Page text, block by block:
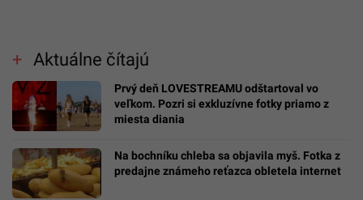
Aktuálne čítajú
Prvý deň LOVESTREAMU odštartoval vo
veľkom. Pozri si exkluzívne fotky priamo z
miesta diania
Na bochníku chleba sa objavila myš. Fotka z
predajne známeho reťazca obletela internet